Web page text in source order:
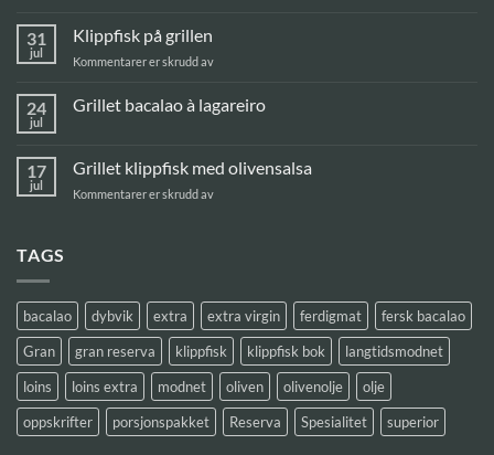
Pil
31
jul
Klippfisk på grillen
Kommentarer er skrudd avfor
grillen
24
jul
Grillet bacalao à lagareiro
Grillet
à
17
jul
Grillet klippfisk med olivensalsa
Kommentarer er skrudd avfor
TAGS
bacalao dybvik extra extra virgin ferdigmat
fersk bacalao
Gran
gran reserva klippfisk klippfisk bok
langtidsmodnet
loins
loins extra modnet oliven olivenolje
olje
oppskrifter
porsjonspakket Reserva Spesialitet superior